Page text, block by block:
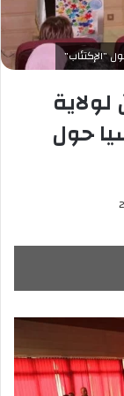
"الإكتئاب"
حول